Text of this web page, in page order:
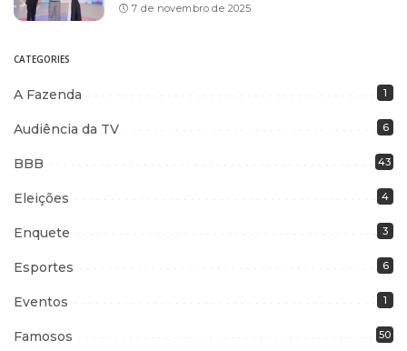
7 de novembro de 2025
CATEGORIES
A Fazenda 1
Audiência da TV 6
BBB 43
Eleições 4
Enquete 3
Esportes 6
Eventos 1
Famosos 50